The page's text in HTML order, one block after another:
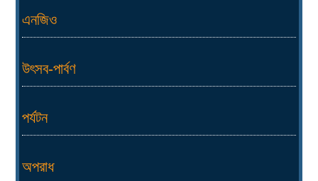
এনজিও
উৎসব-পার্বণ
পর্যটন
অপরাধ